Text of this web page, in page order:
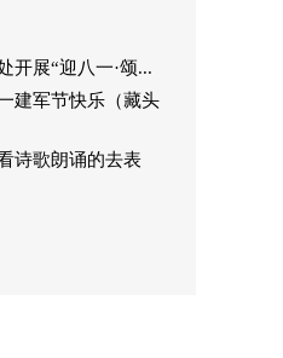
开展“迎八一·颂...
建军节快乐（藏头
诗歌朗诵的去表